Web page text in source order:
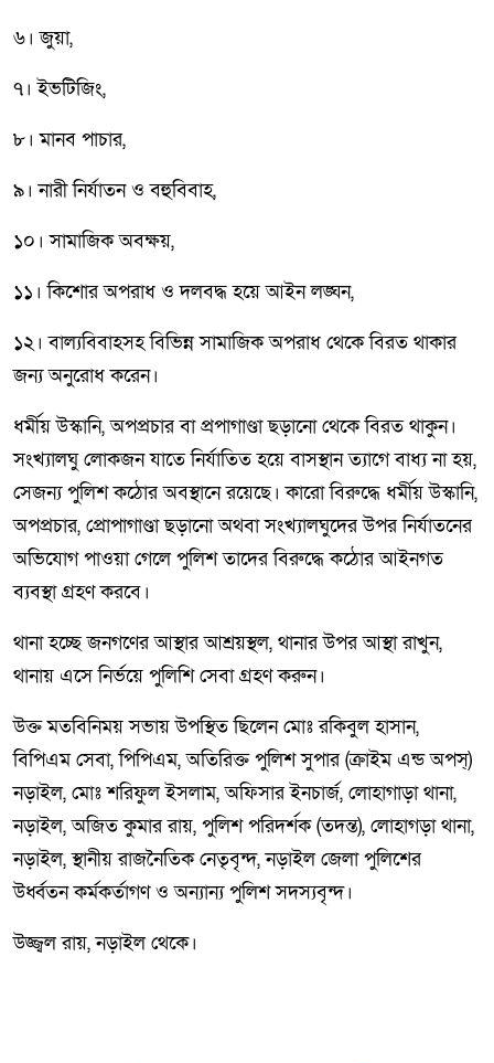
৬। জুয়া,
৭। ইভটিজিং,
৮। মানব পাচার,
৯। নারী নির্যাতন ও বহুবিবাহ,
১০। সামাজিক অবক্ষয়,
১১। কিশোর অপরাধ ও দলবদ্ধ হয়ে আইন লঙ্ঘন,
১২। বাল্যবিবাহসহ বিভিন্ন সামাজিক অপরাধ থেকে বিরত থাকার
জন্য অনুরোধ করেন।
ধর্মীয় উস্কানি, অপপ্রচার বা প্রপাগাণ্ডা ছড়ানো থেকে বিরত থাকুন।
সংখ্যালঘু লোকজন যাতে নির্যাতিত হয়ে বাসস্থান ত্যাগে বাধ্য না হয়,
সেজন্য পুলিশ কঠোর অবস্থানে রয়েছে। কারো বিরুদ্ধে ধর্মীয় উস্কানি,
অপপ্রচার, প্রোপাগাণ্ডা ছড়ানো অথবা সংখ্যালঘুদের উপর নির্যাতনের
অভিযোগ পাওয়া গেলে পুলিশ তাদের বিরুদ্ধে কঠোর আইনগত
ব্যবস্থা গ্রহণ করবে।
থানা হচ্ছে জনগণের আস্থার আশ্রয়স্থল, থানার উপর আস্থা রাখুন,
থানায় এসে নির্ভয়ে পুলিশি সেবা গ্রহণ করুন।
উক্ত মতবিনিময় সভায় উপস্থিত ছিলেন মোঃ রকিবুল হাসান,
বিপিএম সেবা, পিপিএম, অতিরিক্ত পুলিশ সুপার (ক্রাইম এন্ড অপস্)
নড়াইল, মোঃ শরিফুল ইসলাম, অফিসার ইনচার্জ, লোহাগাড়া থানা,
নড়াইল, অজিত কুমার রায়, পুলিশ পরিদর্শক (তদন্ত), লোহাগড়া থানা,
নড়াইল, স্থানীয় রাজনৈতিক নেতৃবৃন্দ, নড়াইল জেলা পুলিশের
উর্ধ্বতন কর্মকর্তাগণ ও অন্যান্য পুলিশ সদস্যবৃন্দ।
উজ্জ্বল রায়, নড়াইল থেকে।